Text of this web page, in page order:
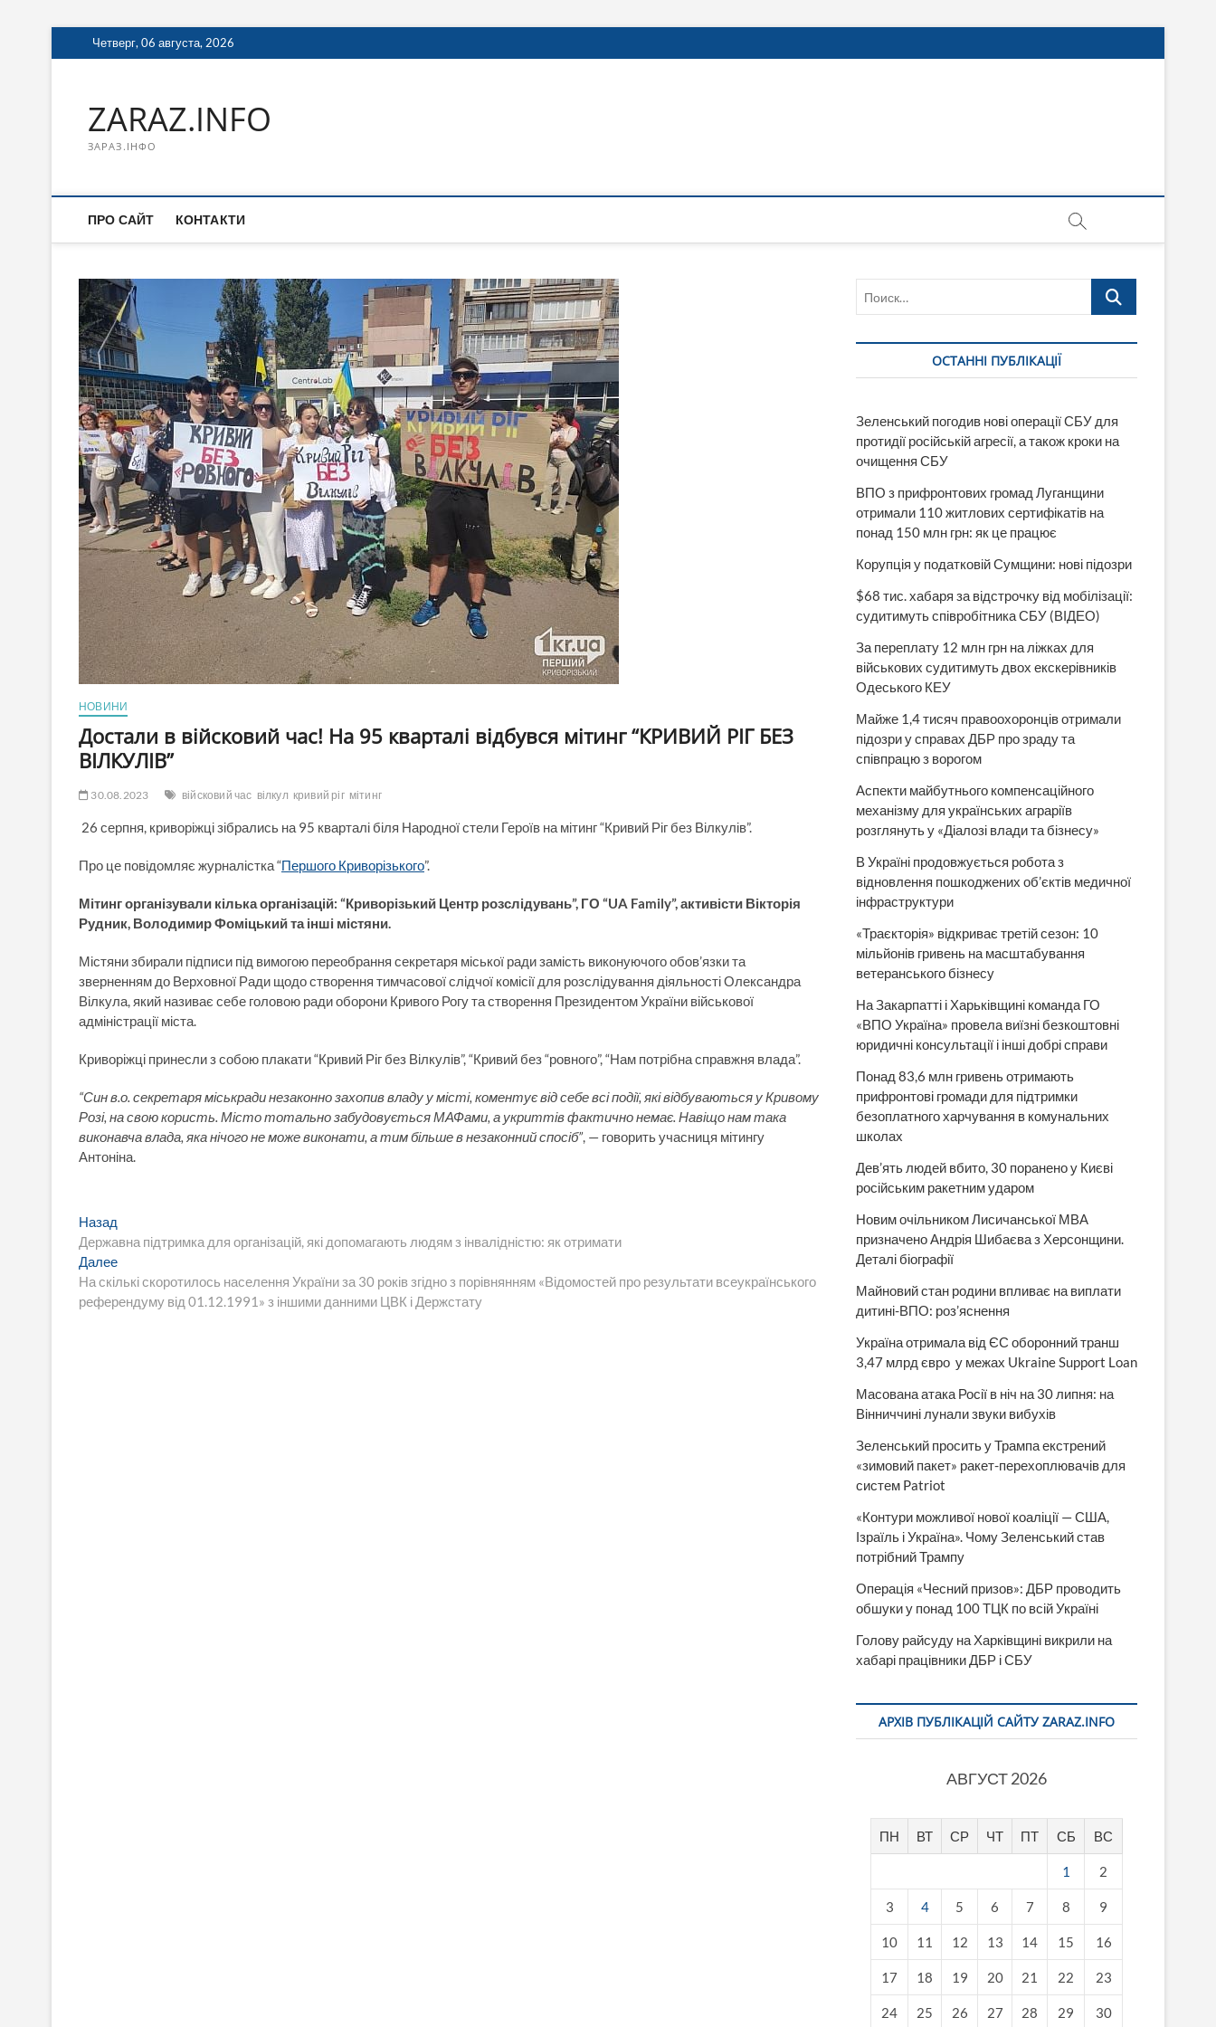
Перейти
к
Четверг, 06 августа, 2026
ZARAZ.INFO
ЗАРАЗ.ІНФО
ПРО САЙТ КОНТАКТИ
НОВИНИ
Достали в війсковий час! На 95 кварталі відбувся мітинг “КРИВИЙ РІГ БЕЗ
ВІЛКУЛІВ”
30.08.2023 війсковий час вілкул кривий ріг мітинг
26 серпня, криворіжці зібрались на 95 кварталі біля Народної стели Героїв на мітинг “Кривий Ріг без Вілкулів”.
Про це повідомляє журналістка “Першого Криворізького”.
Мітинг організували кілька організацій: “Криворізький Центр розслідувань”, ГО “UA Family”, активісти Вікторія
Рудник, Володимир Фоміцький та інші містяни.
Містяни збирали підписи під вимогою переобрання секретаря міської ради замість виконуючого обов’язки та
зверненням до Верховної Ради щодо створення тимчасової слідчої комісії для розслідування діяльності Олександра
Вілкула, який називає себе головою ради оборони Кривого Рогу та створення Президентом України військової
адміністрації міста.
Криворіжці принесли з собою плакати “Кривий Ріг без Вілкулів”, “Кривий без “ровного”, “Нам потрібна справжня влада”.
“Син в.о. секретаря міськради незаконно захопив владу у місті, коментує від себе всі події, які відбуваються у Кривому
Розі, на свою користь. Місто тотально забудовується МАФами, а укриттів фактично немає. Навіщо нам така
виконавча влада, яка нічого не може виконати, а тим більше в незаконний спосіб”, — говорить учасниця мітингу
Антоніна.
Навигация
по
записям
Назад
запись:
Державна підтримка для організацій, які допомагають людям з інвалідністю: як отримати
ДалееСледующая
запись:
На скількі скоротилось населення України за 30 років згідно з порівнянням «Відомостей про результати всеукраїнського
референдуму від 01.12.1991» з іншими данними ЦВК і Держстату
Поиск…
ОСТАННІ ПУБЛІКАЦІЇ
Зеленський погодив нові операції СБУ для
протидії російській агресії, а також кроки на
очищення СБУ
ВПО з прифронтових громад Луганщини
отримали 110 житлових сертифікатів на
понад 150 млн грн: як це працює
Корупція у податковій Сумщини: нові підозри
$68 тис. хабаря за відстрочку від мобілізації:
судитимуть співробітника СБУ (ВІДЕО)
За переплату 12 млн грн на ліжках для
військових судитимуть двох екскерівників
Одеського КЕУ
Майже 1,4 тисяч правоохоронців отримали
підозри у справах ДБР про зраду та
співпрацю з ворогом
Аспекти майбутнього компенсаційного
механізму для українських аграріїв
розглянуть у «Діалозі влади та бізнесу»
В Україні продовжується робота з
відновлення пошкоджених об’єктів медичної
інфраструктури
«Траєкторія» відкриває третій сезон: 10
мільйонів гривень на масштабування
ветеранського бізнесу
На Закарпатті і Харьківщині команда ГО
«ВПО Україна» провела виїзні безкоштовні
юридичні консультації і інші добрі справи
Понад 83,6 млн гривень отримають
прифронтові громади для підтримки
безоплатного харчування в комунальних
школах
Дев’ять людей вбито, 30 поранено у Києві
російським ракетним ударом
Новим очільником Лисичанської МВА
призначено Андрія Шибаєва з Херсонщини.
Деталі біографії
Майновий стан родини впливає на виплати
дитині-ВПО: роз’яснення
Україна отримала від ЄС оборонний транш
3,47 млрд євро у межах Ukraine Support Loan
Масована атака Росії в ніч на 30 липня: на
Вінниччині лунали звуки вибухів
Зеленський просить у Трампа екстрений
«зимовий пакет» ракет-перехоплювачів для
систем Patriot
«Контури можливої нової коаліції — США,
Ізраїль і Україна». Чому Зеленський став
потрібний Трампу
Операція «Чесний призов»: ДБР проводить
обшуки у понад 100 ТЦК по всій Україні
Голову райсуду на Харківщині викрили на
хабарі працівники ДБР і СБУ
АРХІВ ПУБЛІКАЦІЙ САЙТУ ZARAZ.INFO
АВГУСТ 2026
ПН ВТ СР ЧТ ПТ СБ ВС
1 2
3 4 5 6 7 8 9
10 11 12 13 14 15 16
17 18 19 20 21 22 23
24 25 26 27 28 29 30